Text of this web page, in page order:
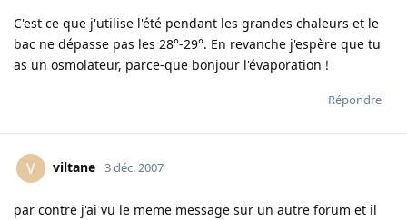
C'est ce que j'utilise l'été pendant les grandes chaleurs et le
bac ne dépasse pas les 28°-29°. En revanche j'espère que tu
as un osmolateur, parce-que bonjour l'évaporation !
Répondre
V viltane 3 déc. 2007
par contre j'ai vu le meme message sur un autre forum et il